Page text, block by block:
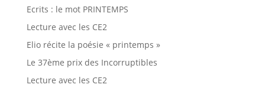
Ecrits : le mot PRINTEMPS
Lecture avec les CE2
Elio récite la poésie « printemps »
Le 37ème prix des Incorruptibles
Lecture avec les CE2